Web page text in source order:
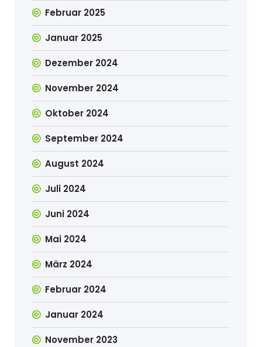
Februar 2025
Januar 2025
Dezember 2024
November 2024
Oktober 2024
September 2024
August 2024
Juli 2024
Juni 2024
Mai 2024
März 2024
Februar 2024
Januar 2024
November 2023